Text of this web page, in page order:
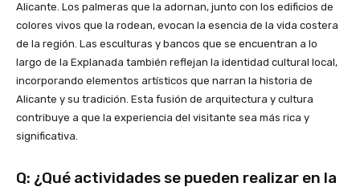
Alicante. Los palmeras que la adornan, junto con los edificios de
colores vivos que la rodean, evocan la esencia de la vida costera
de la región. Las esculturas y bancos que se encuentran a lo
largo de la Explanada también reflejan la identidad cultural local,
incorporando elementos artísticos que narran la historia de
Alicante y su tradición. Esta fusión de arquitectura y cultura
contribuye a que la experiencia del visitante sea más rica y
significativa.
Q: ¿Qué actividades se pueden realizar en la